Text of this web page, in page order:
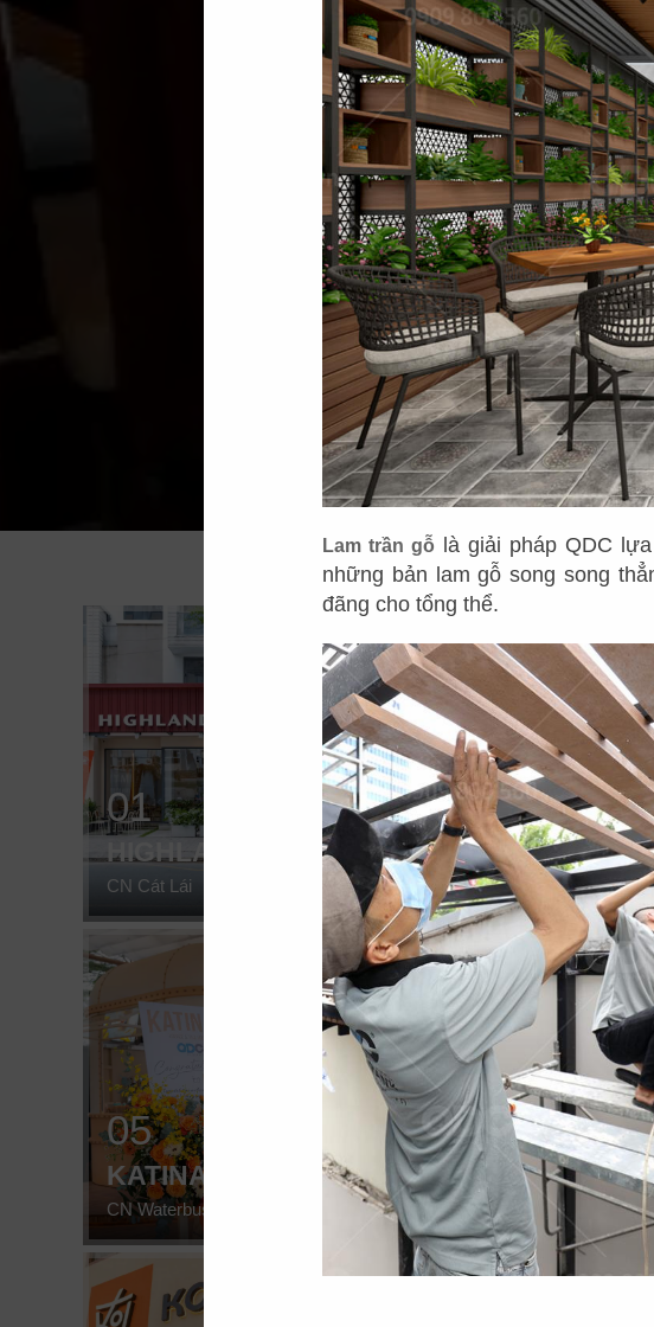
Lam trần gỗ
là giải pháp QDC
những bản lam gỗ song song
đãng cho tổng thể.
01
HIGHLANDS
CN Cát Lái
02
HIGHLANDS
CN Sunwah Pearl
05
KATINAT
CN Waterbus
06
CHEESE
CN Đà Nẵng